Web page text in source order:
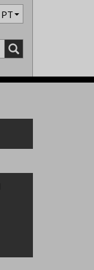
PT